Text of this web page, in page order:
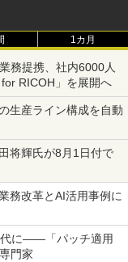
1カ月
務提携、社内6000人
RICOH」を展開へ
生産ライン構成を自動
将輝氏が8月1日付で
務改革とAI活用事例に
代に――「パッチ適用
門家